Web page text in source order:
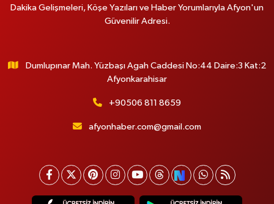
Dakika Gelişmeleri, Köşe Yazıları ve Haber Yorumlarıyla Afyon'un
Güvenilir Adresi.
Dumlupınar Mah. Yüzbaşı Agah Caddesi No:44 Daire:3 Kat:2
Afyonkarahisar
+90506 811 8659
afyonhaber.com@gmail.com